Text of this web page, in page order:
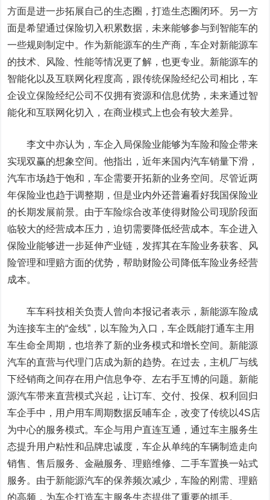
方面是进一步拓展自己的生态圈，打造生态圈闭环。另一方
面是希望通过保险切入积累数据，未来能够参与到智能车的
一些规则制定中。作为新能源车的生产商，车企对新能源车
的技术、风险、性能等情况更了解，也更专业。新能源车的
智能化以及互联网化程度高，跟传统保险经纪公司相比，车
企设立保险经纪公司不仅拥有资源和信息优势，未来通过智
能化和互联网化切入，在商业模式上也会有较大差异。
李文中亦认为，车企入局保险业能够为车险和险企带来
实现双赢的想象空间。他指出，近年来国内汽车销量下滑，
汽车市场趋于饱和，车企需要开拓新的业务空间。尽管近两
年保险业也趋于调整期，但是业内外还普遍看好我国保险业
的长期发展前景。由于车险综合改革使得财险公司现阶段面
临较大的经营成本压力，迫切需要降低经营成本。车企进入
保险业能够进一步延伸产业链，发挥其在车险业务获客、风
险管理和理赔方面的优势，帮助财险公司降低车险业务经营
成本。
车车科技相关负责人曾向本报记者表示，新能源车险成
为连接车主的“金线”，以车险为入口，车企既能打通车主用
车生命全周期，也培养了新的业务模式和增长空间。新能源
汽车的直营与代理门店成为新的趋势。在过去，主机厂与线
下经销商之间存在用户信息争夺、左右手互博的问题。新能
源汽车带来直营模式兴起，让订车、交付、投保、权利回归
车企手中，用户用车周期数据反哺车企，改变了传统以4S店
为中心的服务模式。车企与用户直连互通，通过车主服务生
态提升用户粘性和品牌忠诚度，车企从单纯的车辆制造走向
销售、售后服务、金融服务、理赔维修、二手车置换一站式
服务。由于新能源汽车的保养频次减少，车险的刚需、理赔
的高频，为车企打造车主服务生态提供了重要的抓手。